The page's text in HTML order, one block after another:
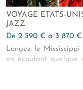
VOYAGE ETATS-
JAZZ
de 2 590 € à 3 870 €
Longez le
en écoutant quelque
Marsalis tous deux